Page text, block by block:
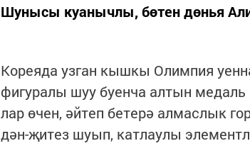
Шу­ны­сы ку­а­ныч­лы, бө­тен дөнья
Ко­ре­я­да уз­ган кыш­кы Олим­пия
фи­гу­ра­лы шуу бу­ен­ча ал­тын
лар өчен, әй­теп бе­те­рә ал­мас­лык
дән-җи­тез шу­ып, кат­лау­лы